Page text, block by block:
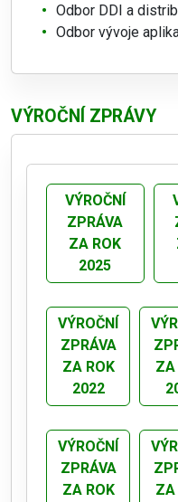
Odbor DDI a
Odbor vývoje
VÝROČNÍ ZPRÁVY
VÝROČNÍ
ZPRÁVA
ZA ROK
2025
VÝROČNÍ
ZPRÁVA
ZA ROK
2022
ZA
VÝROČNÍ
ZPRÁVA
ZA ROK
ZA